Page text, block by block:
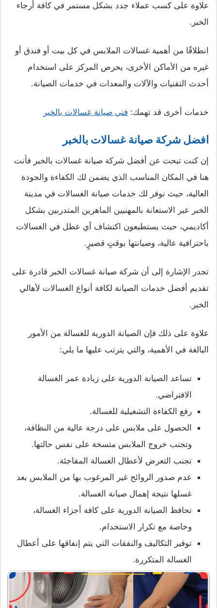
علاوة على كسب عملاء جدد بشكل مستمر في كافة أرجاء
الخبر.
انطلاقًا من أهمية غسالات الملابس في كل بيت أو فندق أو
غيره من الأماكن الأخرى، يحرص المركز على استخدام
أحدث التقنيات والآلات والمعدات في خدمات الصيانة.
خدمات أخرى قد تهمك: فني صيانة غسالات بالخبر
افضل شركة صيانة غسالات بالخبر
إن كنت تبحث عن أفضل شركة صيانة غسالات بالخبر فأنت
هنا في المكان المناسب الذي يضمن لك الكفاءة والجودة
العالية، حيث نوفر لك خدمات صيانة الغسالات في مدينة
الخبر عبر الاستعانة بالمهنيين الماهرين المتدربين بشكل
أكاديمي، حيث يستطيعون اكتشاف أي عطل في الغسالات
باحترافية عالية، وصيانتها بوقتٍ قصيرٍ.
تجدر الإشارة إلى أن شركة صيانة غسالات الخبر قادرة على
تقديم أفضل خدمات الصيانة لكافة أنواع الغسالات لأهالي
الخبر.
علاوة على ذلك فإن الصيانة الدورية للغسالة من الأمور
البالغة في الأهمية، والتي يترتب عليها ما يلي:
تساعد الصيانة الدورية على زيادة عمر الغسالة
الافتراضي.
رفع الكفاءة التشغيلية للغسالة.
الحصول على ملابس على درجة عالية من النظافة،
وتجنب خروج الملابس متسخة على نفس حالتها.
تجنب التعرض لأعطال الغسالة المفاجئة.
عدم صدور الروائح غير المرغوب بها من الملابس بعد
غسلها نتيجة إهمال صيانة الغسالة.
تحافظ الصيانة الدورية على كافة أجزاء الغسالة،
وخاصة مع تكرار الاستخدام.
توفير التكاليف والنفقات التي يتم إنفاقها على أعطال
الغسالة المتكررة.